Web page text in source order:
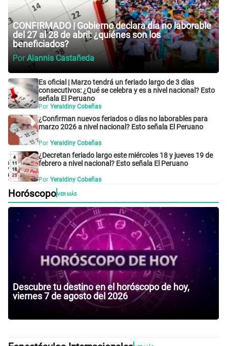
CONFIRMADO | Gobierno declara día no laborable
del 27 al 28 de abril: ¿quiénes son los
beneficiados?
Por Alannis Castañeda
Es oficial | Marzo tendrá un feriado largo de 3 días
consecutivos: ¿Qué se celebra y es a nivel nacional? Esto
señala El Peruano
Por Yeraldiny Cobeñas
¿Confirman nuevos feriados o días no laborables para
marzo 2026 a nivel nacional? Esto señala El Peruano
Por Yeraldiny Cobeñas
¿Decretan feriado largo este miércoles 18 y jueves 19 de
febrero a nivel nacional? Esto señala El Peruano
Por Yeraldiny Cobeñas
HoróscopoVER MÁS
Descubre tu destino en el horóscopo de hoy,
viernes 7 de agosto del 2026